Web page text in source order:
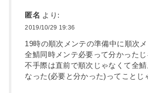
匿名 より:
2019/10/29 19:36
19時の順次メンテの準備中に順次
全鯖同時メンテ必要って分かったじ
不手際は直前で順次じゃなくて全
なった(必要と分かった)ってことじ